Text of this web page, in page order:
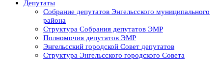
Депутаты
Собрание депутатов Энгельсского муниципального
района
Структура Собрания депутатов ЭМР
Полномочия депутатов ЭМР
Энгельсский городской Совет депутатов
Структура Энгельсского городского Совета